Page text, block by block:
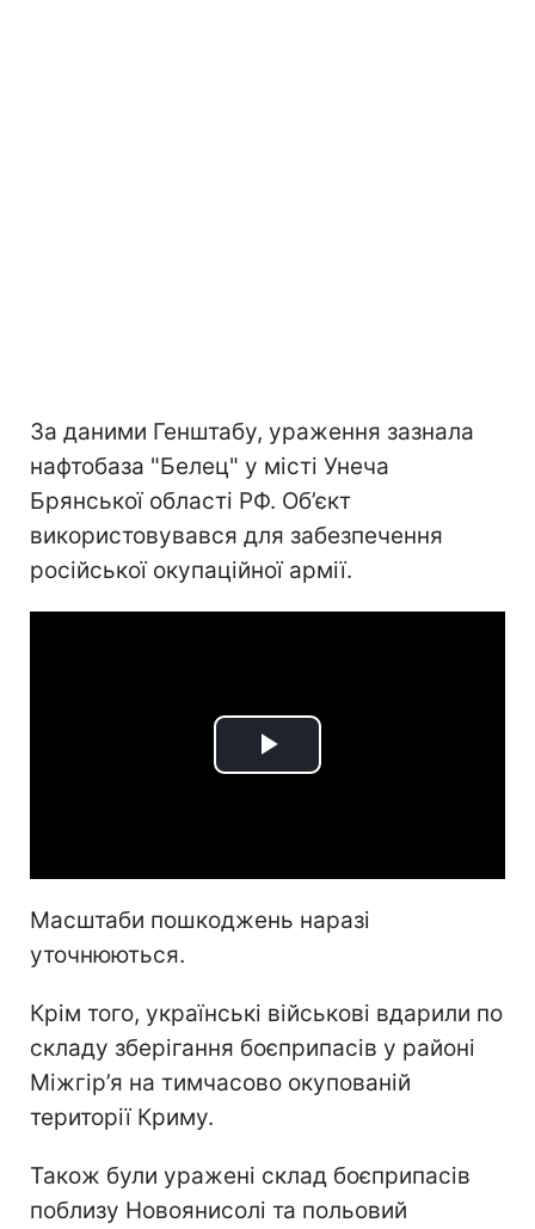
За даними Генштабу, ураження зазнала
нафтобаза "Белец" у місті Унеча
Брянської області РФ. Об’єкт
використовувався для забезпечення
російської окупаційної армії.
Play
Масштаби пошкоджень наразі
уточнюються.
Крім того, українські військові вдарили по
складу зберігання боєприпасів у районі
Міжгір’я на тимчасово окупованій
території Криму.
Також були уражені склад боєприпасів
поблизу Новоянисолі та польовий